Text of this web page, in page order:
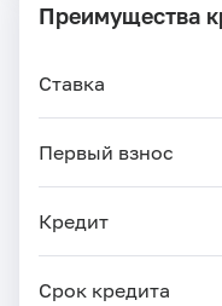
Преимущества
Ставка
Первый взнос
Кредит
Срок кредита